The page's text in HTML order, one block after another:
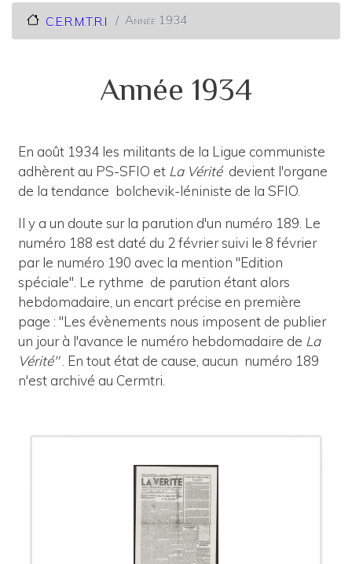
C.E.R.M.T.R.I Année 1934
Année 1934
En août 1934 les militants de la Ligue communiste
adhèrent au PS-SFIO et La Véritédevient l'organe
de la tendance bolchevik-léniniste de la SFIO.
Il y a un doute sur la parution d'un numéro 189. Le
numéro 188 est daté du 2 février suivi le 8 février
par le numéro 190 avec la mention "Edition
spéciale". Le rythme de parution étant alors
hebdomadaire, un encart précise en première
page : "Les évènements nous imposent de publier
un jour à l'avance le numéro hebdomadaire de La
Vérité". En tout état de cause, aucun numéro 189
n'est archivé au Cermtri.